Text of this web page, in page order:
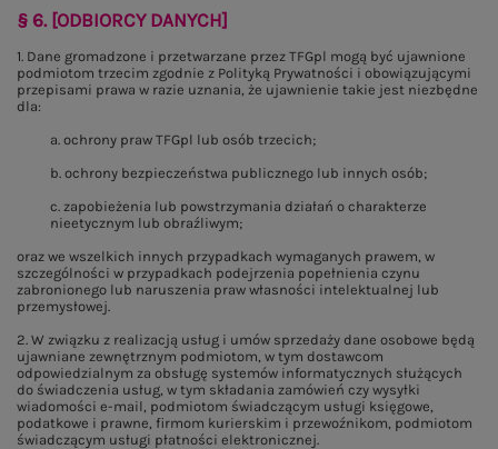
§ 6. [ODBIORCY DANYCH]
1. Dane gromadzone i przetwarzane przez TFGpl mogą być ujawnione
podmiotom trzecim zgodnie z Polityką Prywatności i obowiązującymi
przepisami prawa w razie uznania, że ujawnienie takie jest niezbędne
dla:
a. ochrony praw TFGpl lub osób trzecich;
b. ochrony bezpieczeństwa publicznego lub innych osób;
c. zapobieżenia lub powstrzymania działań o charakterze
nieetycznym lub obraźliwym;
oraz we wszelkich innych przypadkach wymaganych prawem, w
szczególności w przypadkach podejrzenia popełnienia czynu
zabronionego lub naruszenia praw własności intelektualnej lub
przemysłowej.
2. W związku z realizacją usług i umów sprzedaży dane osobowe będą
ujawniane zewnętrznym podmiotom, w tym dostawcom
odpowiedzialnym za obsługę systemów informatycznych służących
do świadczenia usług, w tym składania zamówień czy wysyłki
wiadomości e-mail, podmiotom świadczącym usługi księgowe,
podatkowe i prawne, firmom kurierskim i przewoźnikom, podmiotom
świadczącym usługi płatności elektronicznej.